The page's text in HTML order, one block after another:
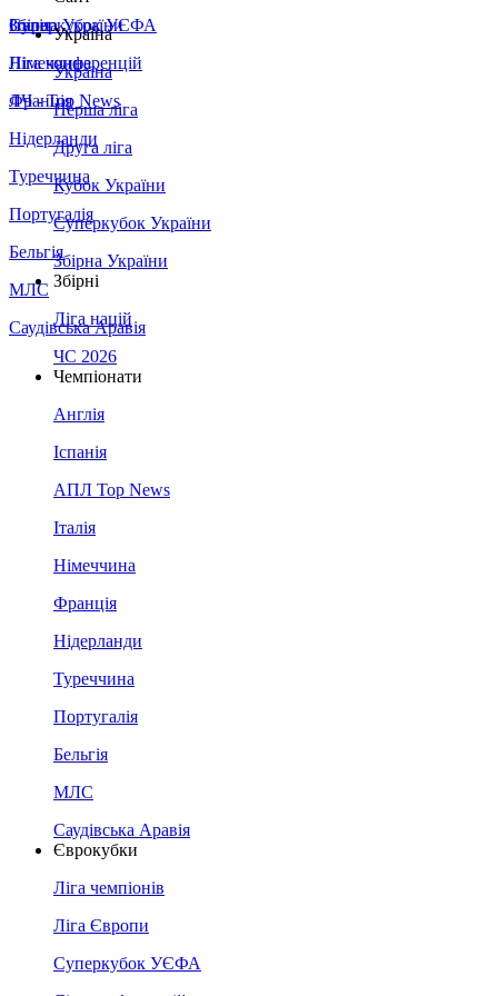
Збірна України
Італія
Німеччина
Франція
Нідерланди
Туреччина
Португалія
Бельгія
МЛС
Саудівська Аравія
Суперкубок УЄФА
Ліга конференцій
ЛЧ - Top News
Україна
Україна
Перша ліга
Друга ліга
Кубок України
Суперкубок України
Збірна України
Збірні
Ліга націй
ЧС 2026
Чемпіонати
Англія
Іспанія
АПЛ Top News
Італія
Німеччина
Франція
Нідерланди
Туреччина
Португалія
Бельгія
МЛС
Саудівська Аравія
Єврокубки
Ліга чемпіонів
Ліга Європи
Суперкубок УЄФА